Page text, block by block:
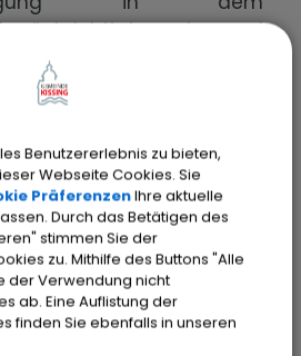
wurden, und
der Plan nach
geprüften, in Betracht
anderweitigen
gewählt wurde, im
Gemeinde Kissing,
5, 86438 Kissing während
einsehen und
Auskunft verlangen.
können die Unterlagen
der Gemeinde
https://kissing.de/leben-
Benutzererlebnis zu bieten,
Webseite Cookies. Sie
PräferenzenIhre aktuelle
Durch das Betätigen des
stimmen Sie der
zu. Mithilfe des Buttons "Alle
der Verwendung nicht
ab. Eine Auflistung der
finden Sie ebenfalls in unseren